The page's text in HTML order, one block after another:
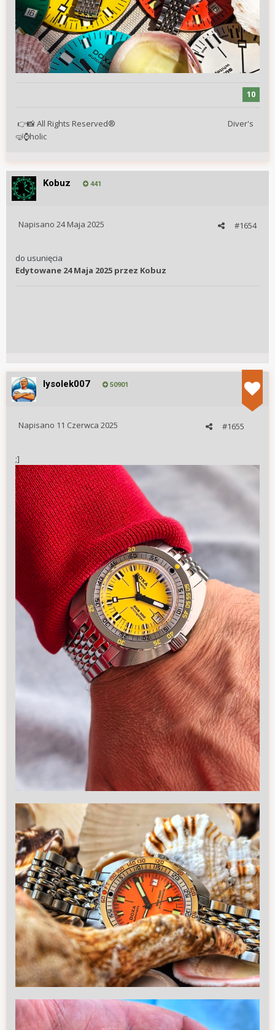
10
👉📸 All Rights Reserved® Diver's
🤿⌚holic
Kobuz 441
#1654
Napisano 24 Maja 2025
do usunięcia
Edytowane 24 Maja 2025 przez Kobuz
lysolek007 50901
#1655
Napisano 11 Czerwca 2025
;]